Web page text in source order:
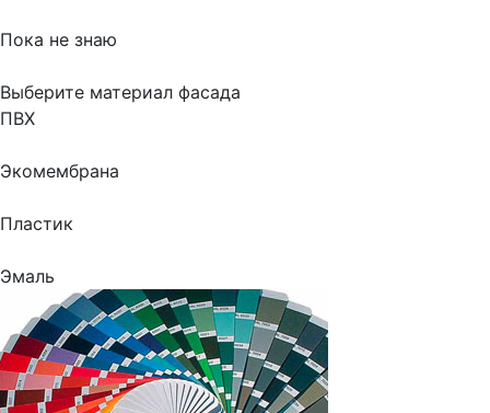
Пока не знаю
Выберите материал фасада
ПВХ
Экомембрана
Пластик
Эмаль